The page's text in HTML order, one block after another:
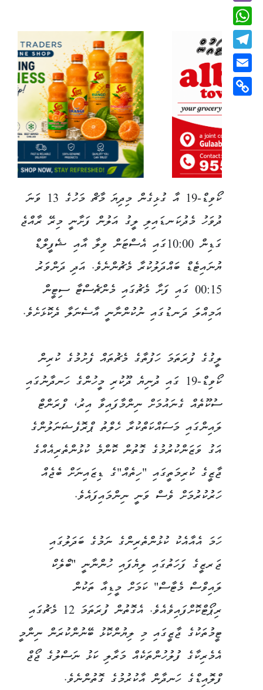
WhatsApp
Telegram
Email
Copy
ކޯވިޑް-19 އާ ގުޅިގެން މިދިޔަ މާޗް މަހުގެ 13 ވަނަ
ދުވަހު މެދުކަނޑައިލި ލީގު އަލުން ފަށާނީ މިރޭ ރާއްޖެ
ގަޑިން 10:00ގައި އެސްޓަން ވިލާ އާއި ޝެފީލްޑް
ޔުނައިޓެޑް ބައްދަލުކުރާ މެޗުންނެވެ. އަދި ދަންވަރު
00:15 ގައި ފަށާ މެޗުގައި މެންޗެސްޓާ ސިޓީން
އަމިއްލަ ދަނޑުގައި ނުކުންނާނީ އާސެނަލާ ދެކޮޅަށެވެ.
ލީގުގެ ފުރަތަމަ ހަފުތާގެ މެޗުތައް ފެށުމުގެ ކުރިން
ކޯވިޑް-19 ގައި ދުނިޔެ ދޫކުރި މީހުންގެ ހަނދާނުގައި
ސުކޫތެއް ގެނައުމަށް ނިންމާފައިވާ އިރު، ފްރަންޓް
ލައިންގައި މަސައްކަތްކުރާ ހެލްތު ޕްރޮފެޝަނަލުންގެ
އަގު ވަޒަންކުރުމުގެ ގޮތުން ކޮންމެ ކުޅުންތެރިއެއްގެ
ޖާޒީގެ ކުރިމަތީގައި "ހިތެއް"ގެ ޑިޒައިނަށް ބެޖެއް
ހަރުކުރުމަށް ވެސް ވަނީ ނިންމައިފައެވެ.
ހަމަ އެއާއެކު ކުޅުންތެރިންގެ ނަމުގެ ބަދަލުގައި
ޖަރޒީގެ ފަހަތުގައި ލިޔެފައި ހުންނާނީ "ބްލެކް
ލައިވްސް މެޓާސް" ކަމަށް މީޑިއާ ތަކުން
ރިޕޯޓްކޮށްފައިވެއެވެ. އެގޮތުން ފުރަތަމަ 12 މެޗުގައި
ޓީމުތަކުގެ ޖާޒީގައި މި ލިޔުންކޮޅު ބޭނުންކުރަން ނިންމީ
އެމެރިކާގެ ފުލުހުންތަކެއް މަރާލި ކަޅު ނަސްލުގެ ޖޯޖް
ފްލޮއިޑްގެ ހަނދާން އާކުރުމުގެ ގޮތުންނެވެ.